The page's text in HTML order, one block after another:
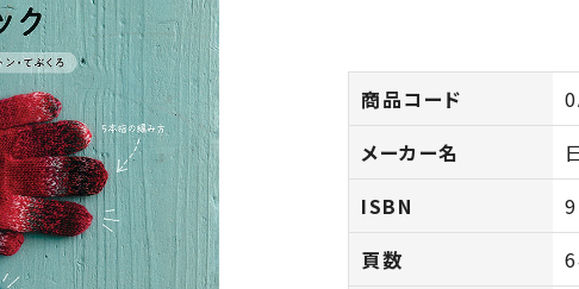
商品コード
メーカー名
ISBN
頁数